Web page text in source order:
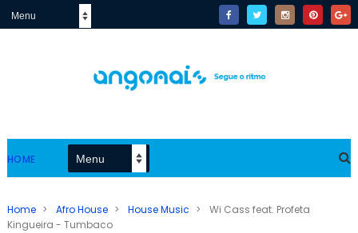
HOME
Home > Afro House > House Music >
Wi Cass feat. Profeta
Kingueira - Tumbaco